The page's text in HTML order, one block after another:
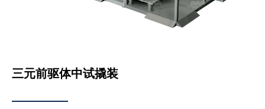
三元前驱体中试撬装